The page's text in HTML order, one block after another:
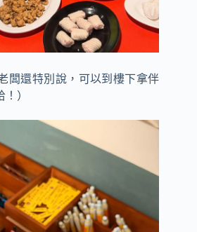
闆還特別說，可以到樓下拿伴
）